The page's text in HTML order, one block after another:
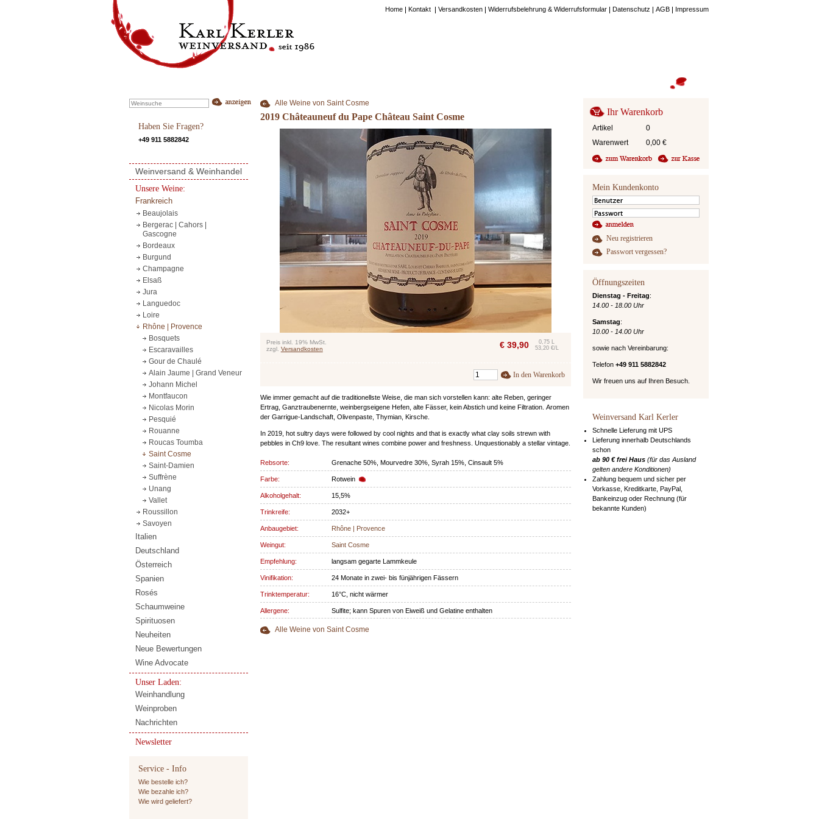
Home Kontakt Versandkosten Widerrufsbelehrung & Widerrufsformular Datenschutz AGB Impressum
Alle Weine von Saint Cosme
2019 Châteauneuf du Pape Château Saint Cosme
Preis inkl. 19% MwSt.
zzgl. Versandkosten € 39,90
0,75 L
53,20 €/L
In den Warenkorb
Wie immer gemacht auf die traditionellste Weise, die man sich vorstellen kann: alte Reben, geringer
Ertrag, Ganztraubenernte, weinbergseigene Hefen, alte Fässer, kein Abstich und keine Filtration. Aromen
der Garrigue-Landschaft, Olivenpaste, Thymian, Kirsche.
In 2019, hot sultry days were followed by cool nights and that is exactly what clay soils strewn with
pebbles in Ch9 love. The resultant wines combine power and freshness. Unquestionably a stellar vintage.
Rebsorte: Grenache 50%, Mourvedre 30%, Syrah 15%, Cinsault 5%
Farbe: Rotwein
Alkoholgehalt: 15,5%
Trinkreife: 2032+
Anbaugebiet: Rhône | Provence
Weingut: Saint Cosme
Empfehlung: langsam gegarte Lammkeule
Vinifikation: 24 Monate in zwei- bis fünjährigen Fässern
Trinktemperatur: 16°C, nicht wärmer
Allergene: Sulfite; kann Spuren von Eiweiß und Gelatine enthalten
Alle Weine von Saint Cosme
Haben Sie Fragen?
+49 911 5882842
Weinversand & Weinhandel
Unsere Weine:
Frankreich
Beaujolais
Bergerac | Cahors |
Gascogne
Bordeaux
Burgund
Champagne
Elsaß
Jura
Languedoc
Loire
Rhône | Provence
Bosquets
Escaravailles
Gour de Chaulé
Alain Jaume | Grand Veneur
Johann Michel
Montfaucon
Nicolas Morin
Pesquié
Rouanne
Roucas Toumba
Saint Cosme
Saint-Damien
Suffrène
Unang
Vallet
Roussillon
Savoyen
Italien
Deutschland
Österreich
Spanien
Rosés
Schaumweine
Spirituosen
Neuheiten
Neue Bewertungen
Wine Advocate
Unser Laden:
Weinhandlung
Weinproben
Nachrichten
Newsletter
Service - Info
Wie bestelle ich?
Wie bezahle ich?
Wie wird geliefert?
Ihr Warenkorb
Artikel
0
Warenwert
0,00 €
Mein Kundenkonto
Neu registrieren
Passwort vergessen?
Öffnungszeiten
Dienstag - Freitag:
14.00 - 18.00 Uhr
Samstag:
10.00 - 14.00 Uhr
sowie nach Vereinbarung:
Telefon +49 911 5882842
Wir freuen uns auf Ihren Besuch.
Weinversand Karl Kerler
Schnelle Lieferung mit UPS
Lieferung innerhalb Deutschlands
schon
ab 90 € frei Haus(für das Ausland
gelten andere Konditionen)
Zahlung bequem und sicher per
Vorkasse, Kreditkarte, PayPal,
Bankeinzug oder Rechnung (für
bekannte Kunden)